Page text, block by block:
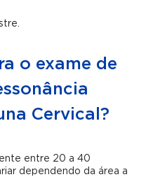
o exame de
Cervical?
entre 20 a 40
dependendo da área a